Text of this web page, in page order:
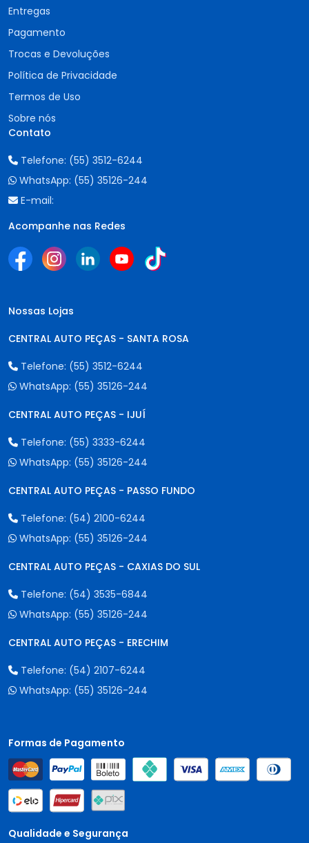
Entregas
Pagamento
Trocas e Devoluções
Política de Privacidade
Termos de Uso
Sobre nós
Contato
Telefone: (55) 3512-6244
WhatsApp: (55) 35126-244
E-mail:
Acompanhe nas Redes
Nossas Lojas
CENTRAL AUTO PEÇAS - SANTA ROSA
Telefone: (55) 3512-6244
WhatsApp: (55) 35126-244
CENTRAL AUTO PEÇAS - IJUÍ
Telefone: (55) 3333-6244
WhatsApp: (55) 35126-244
CENTRAL AUTO PEÇAS - PASSO FUNDO
Telefone: (54) 2100-6244
WhatsApp: (55) 35126-244
CENTRAL AUTO PEÇAS - CAXIAS DO SUL
Telefone: (54) 3535-6844
WhatsApp: (55) 35126-244
CENTRAL AUTO PEÇAS - ERECHIM
Telefone: (54) 2107-6244
WhatsApp: (55) 35126-244
Formas de Pagamento
Qualidade e Segurança